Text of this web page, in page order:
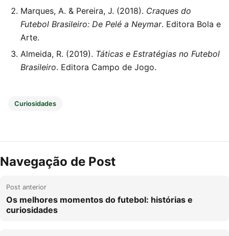
Marques, A. & Pereira, J. (2018). Craques do
Futebol Brasileiro: De Pelé a Neymar. Editora Bola e
Arte.
Almeida, R. (2019). Táticas e Estratégias no Futebol
Brasileiro. Editora Campo de Jogo.
Curiosidades
Navegação de Post
Post anterior
Os melhores momentos do futebol: histórias e
curiosidades